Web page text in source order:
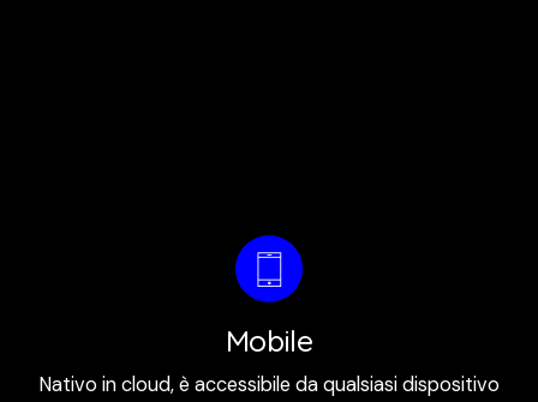
Mobile
Nativo in cloud, è accessibile da qualsiasi dispositivo